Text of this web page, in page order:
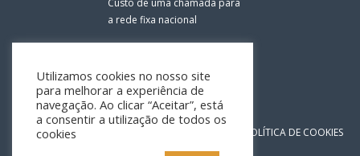
Custo de uma chamada para
a rede fixa nacional
POLÍTICA DE COOKIES
Utilizamos cookies no nosso site
para melhorar a experiência de
navegação. Ao clicar “Aceitar”, está
a consentir a utilização de todos os
cookies